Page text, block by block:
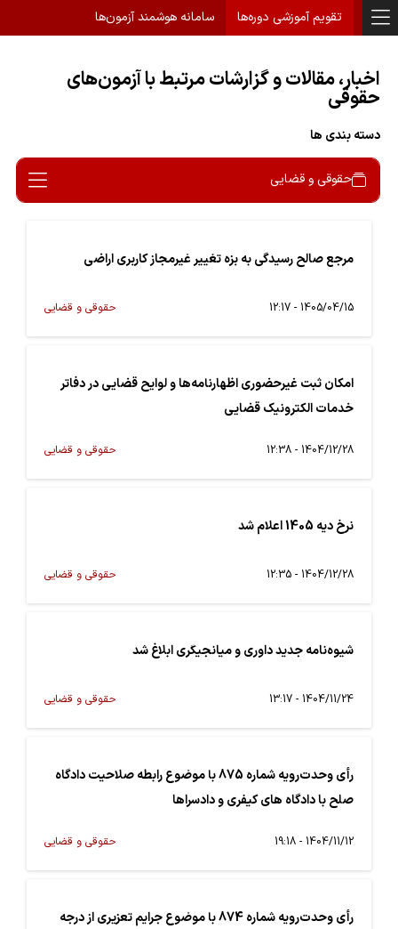
تقویم آموزشی دوره‌ها سامانه هوشمند آزمون‌ها
اخبار، مقالات و گزارشات مرتبط با آزمون‌های
حقوقی
دسته بندی ها
حقوقی و قضایی
مرجع صالح رسیدگی به بزه تغییر غیرمجاز کاربری اراضی
1405/04/15 - 12:17 حقوقی و قضایی
امکان ثبت غیرحضوری اظهارنامه‌ها و لوایح قضایی در دفاتر
خدمات الکترونیک قضایی
1404/12/28 - 12:38 حقوقی و قضایی
نرخ دیه 1405 اعلام شد
1404/12/28 - 12:35 حقوقی و قضایی
شیوه‌نامه جدید داوری و میانجیگری ابلاغ شد
1404/11/24 - 13:17 حقوقی و قضایی
رأی وحدت‌رویه شماره 875 با موضوع رابطه صلاحیت دادگاه
صلح با دادگاه های کیفری و دادسراها
1404/11/12 - 19:18 حقوقی و قضایی
رأی وحدت‌رویه شماره 874 با موضوع جرایم تعزیری از درجه